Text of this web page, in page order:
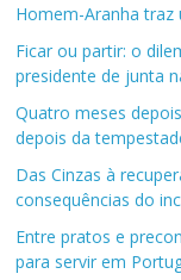
Homem-Aranha
Ficar ou partir: o
presidente de junta
Quatro meses
depois da
Das Cinzas à
consequências do
Entre pratos e
para servir em